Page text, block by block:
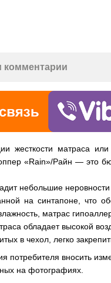
жесткости матраса
«Rain»/Райн — это
неровности
на синтапоне,
матрас
обладает высокой
в чехол, легко
потребителя вносить
на фотографиях.